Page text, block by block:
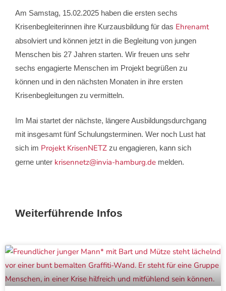
Am Samstag, 15.02.2025 haben die ersten sechs
Krisenbegleiterinnen ihre Kurzausbildung für das Ehrenamt
absolviert und können jetzt in die Begleitung von jungen
Menschen bis 27 Jahren starten. Wir freuen uns sehr
sechs engagierte Menschen im Projekt begrüßen zu
können und in den nächsten Monaten in ihre ersten
Krisenbegleitungen zu vermitteln.
Im Mai startet der nächste, längere Ausbildungsdurchgang
mit insgesamt fünf Schulungsterminen. Wer noch Lust hat
sich im Projekt KrisenNETZ zu engagieren, kann sich
gerne unter krisennetz@invia-hamburg.de melden.
Weiterführende Infos